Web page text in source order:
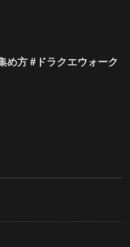
め方 #ドラクエウォーク